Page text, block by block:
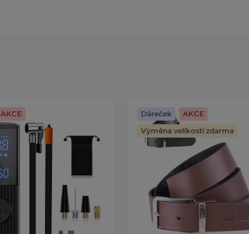
AKCE Dáreček
AKCE
Výměna velikosti zdarma